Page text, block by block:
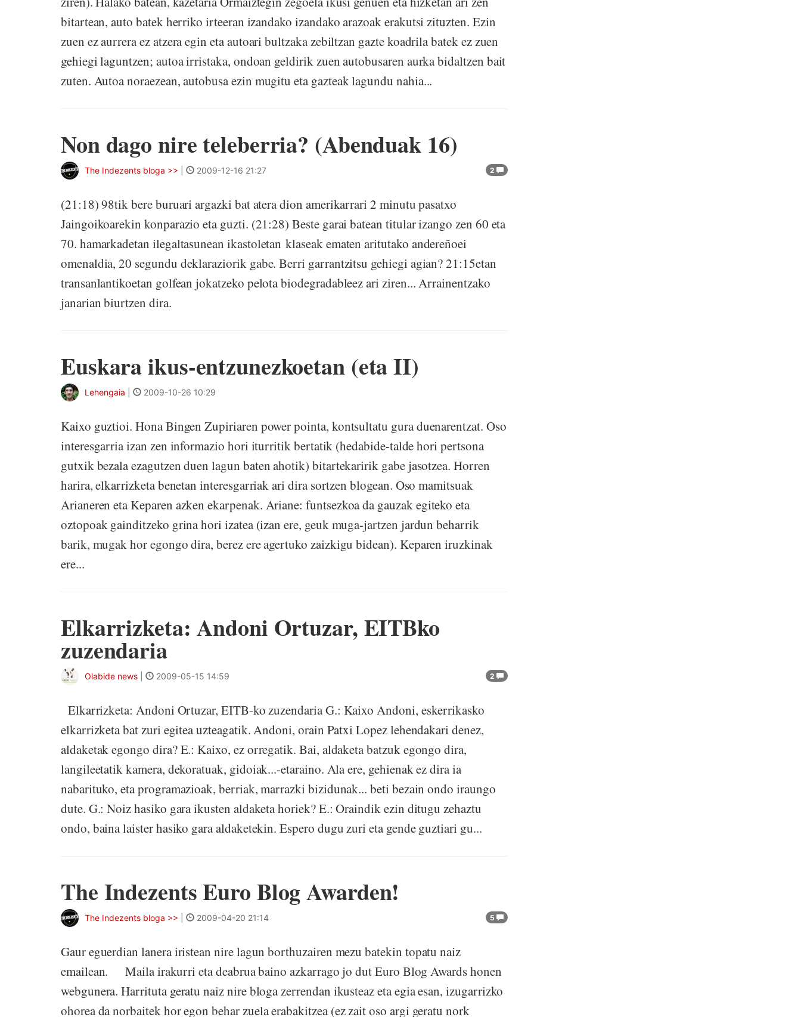
bitartean, auto batek herriko irteeran izandako izandako arazoak erakutsi zituzten. Ezin
zuen ez aurrera ez atzera egin eta autoari bultzaka zebiltzan gazte koadrila batek ez zuen
gehiegi laguntzen; autoa irristaka, ondoan geldirik zuen autobusaren aurka bidaltzen bait
zuten. Autoa noraezean, autobusa ezin mugitu eta gazteak lagundu nahia...
Non dago nire teleberria? (Abenduak 16)
2
The Indezents bloga >> 2009-12-16 21:27
(21:18) 98tik bere buruari argazki bat atera dion amerikarrari 2 minutu pasatxo
Jaingoikoarekin konparazio eta guzti. (21:28) Beste garai batean titular izango zen 60 eta
70. hamarkadetan ilegaltasunean ikastoletan klaseak ematen aritutako andereñoei
omenaldia, 20 segundu deklaraziorik gabe. Berri garrantzitsu gehiegi agian? 21:15etan
transanlantikoetan golfean jokatzeko pelota biodegradableez ari ziren... Arrainentzako
janarian biurtzen dira.
Euskara ikus-entzunezkoetan (eta II)
Lehengaia 2009-10-26 10:29
Kaixo guztioi. Hona Bingen Zupiriaren power pointa, kontsultatu gura duenarentzat. Oso
interesgarria izan zen informazio hori iturritik bertatik (hedabide-talde hori pertsona
gutxik bezala ezagutzen duen lagun baten ahotik) bitartekaririk gabe jasotzea. Horren
harira, elkarrizketa benetan interesgarriak ari dira sortzen blogean. Oso mamitsuak
Arianeren eta Keparen azken ekarpenak. Ariane: funtsezkoa da gauzak egiteko eta
oztopoak gainditzeko grina hori izatea (izan ere, geuk muga-jartzen jardun beharrik
barik, mugak hor egongo dira, berez ere agertuko zaizkigu bidean). Keparen iruzkinak
ere...
Elkarrizketa: Andoni Ortuzar, EITBko
zuzendaria
2
Olabide news 2009-05-15 14:59
Elkarrizketa: Andoni Ortuzar, EITB-ko zuzendaria G.: Kaixo Andoni, eskerrikasko
elkarrizketa bat zuri egitea uzteagatik. Andoni, orain Patxi Lopez lehendakari denez,
aldaketak egongo dira? E.: Kaixo, ez orregatik. Bai, aldaketa batzuk egongo dira,
langileetatik kamera, dekoratuak, gidoiak...-etaraino. Ala ere, gehienak ez dira ia
nabarituko, eta programazioak, berriak, marrazki bizidunak... beti bezain ondo iraungo
dute. G.: Noiz hasiko gara ikusten aldaketa horiek? E.: Oraindik ezin ditugu zehaztu
ondo, baina laister hasiko gara aldaketekin. Espero dugu zuri eta gende guztiari gu...
The Indezents Euro Blog Awarden!
5
The Indezents bloga >> 2009-04-20 21:14
Gaur eguerdian lanera iristean nire lagun borthuzairen mezu batekin topatu naiz
emailean. Maila irakurri eta deabrua baino azkarrago jo dut Euro Blog Awards honen
webgunera. Harrituta geratu naiz nire bloga zerrendan ikusteaz eta egia esan, izugarrizko
ohorea da norbaitek hor egon behar zuela erabakitzea (ez zait oso argi geratu nork